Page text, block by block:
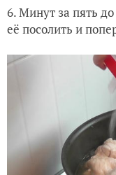
6. Минут за пять
её посолить и